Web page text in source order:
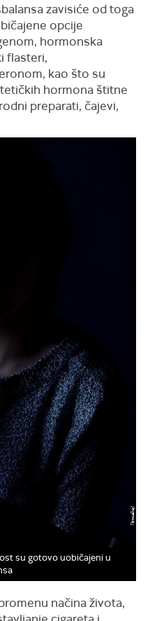
zavisiće od toga
opcije
hormonska
flasteri,
kao što su
hormona štitne
preparati, čajevi,
su gotovo uobičajeni u
načina života,